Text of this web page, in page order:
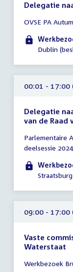
Delegatie
vergadering
00:01
-
uur
OVSE PA
Dublin
00:01 - 17:00
Delegatie
van de Raad
vergadering
00:01
17:00
Parlementaire
deelsessie 2024
09:00 - 17:00
Vaste
Waterstaat
vergadering
Werkbezoek